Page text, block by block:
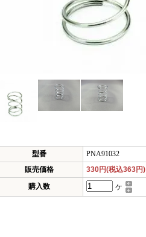
型番
PNA91032
販売価格
330円(税込363円)
購入数
ケ